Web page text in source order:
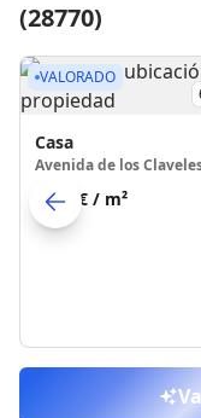
(28770)
VALORADO
Casa
2657 € / m²